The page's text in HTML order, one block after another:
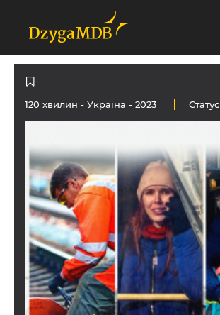
120 хвилин - Україна - 2023 Статус